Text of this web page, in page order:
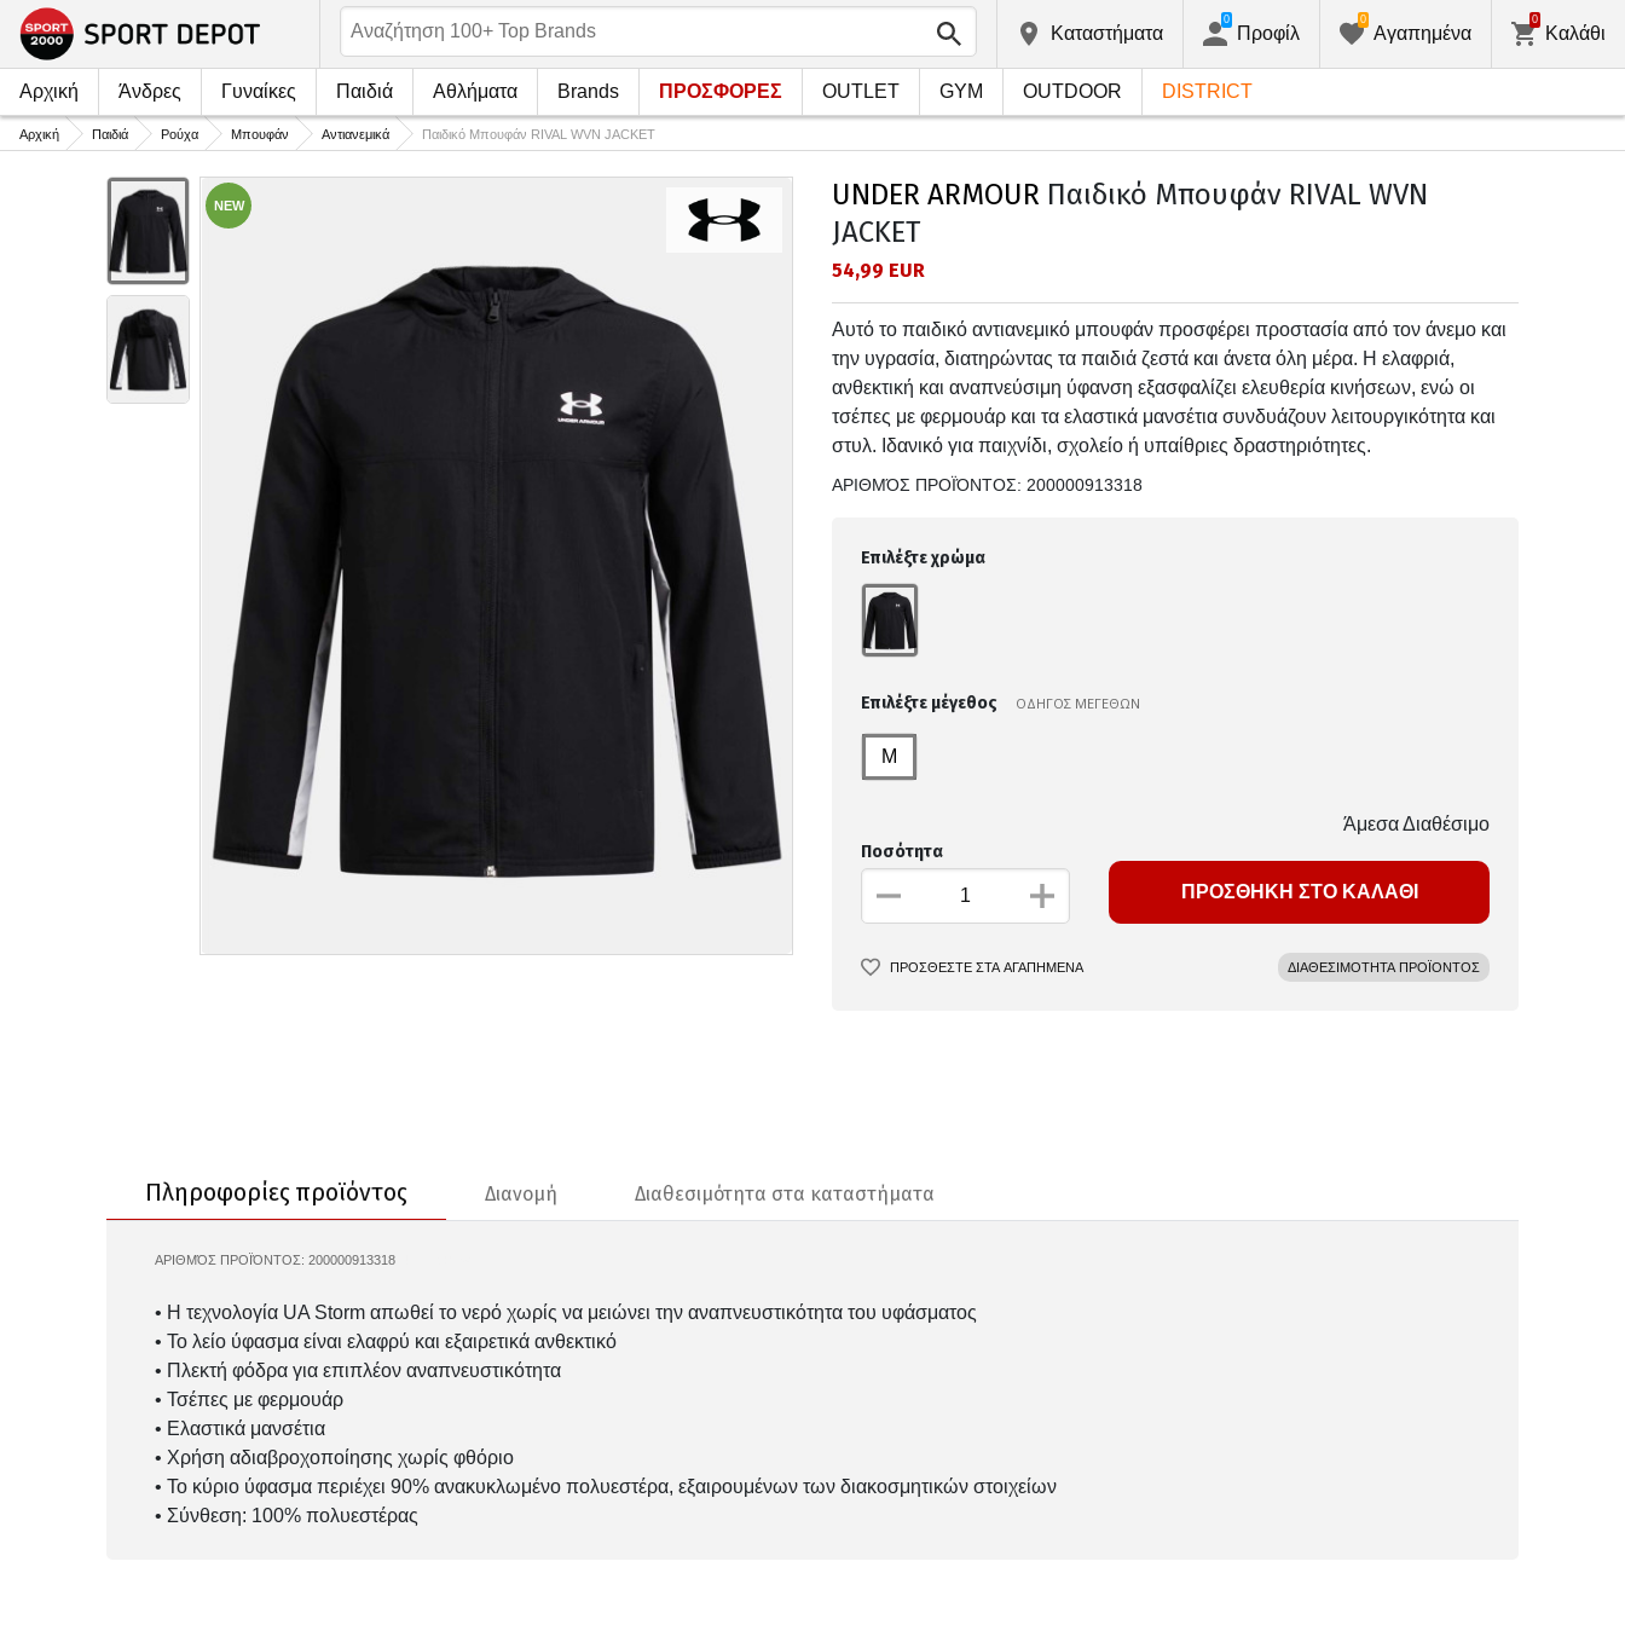
Kαταστήματα Προφίλ
0
Αγαπημένα
0
Καλάθι
0
Αρχική Άνδρες Γυναίκες Παιδιά Αθλήματα Brands ΠΡΟΣΦΟΡΕΣ OUTLET GYM OUTDOOR DISTRICT
Αρχική Παιδιά Ρούχα Μπουφάν Αντιανεμικά Παιδικό Μπουφάν RIVAL WVN JACKET
NEW UNDER ARMOUR Παιδικό Μπουφάν RIVAL WVN
JACKET
54,99 EUR
Αυτό το παιδικό αντιανεμικό μπουφάν προσφέρει προστασία από τον άνεμο και
την υγρασία, διατηρώντας τα παιδιά ζεστά και άνετα όλη μέρα. Η ελαφριά,
ανθεκτική και αναπνεύσιμη ύφανση εξασφαλίζει ελευθερία κινήσεων, ενώ οι
τσέπες με φερμουάρ και τα ελαστικά μανσέτια συνδυάζουν λειτουργικότητα και
στυλ. Ιδανικό για παιχνίδι, σχολείο ή υπαίθριες δραστηριότητες.
ΑΡΙΘΜΌΣ ΠΡΟΪΌΝΤΟΣ: 200000913318
Επιλέξτε χρώμα
Επιλέξτε μέγεθος ΟΔΗΓΟΣ ΜΕΓΕΘΩΝ
M
Άμεσα Διαθέσιμο
Ποσότητα
ΠΡΟΣΘΗΚΗ ΣΤΟ ΚΑΛΑΘΙ
ΠΡΟΣΘΕΣΤΕ ΣΤΑ ΑΓΑΠΗΜΕΝΑ ΔΙΑΘΕΣΙΜΟΤΗΤΑ ΠΡΟΪΟΝΤΟΣ
Πληροφορίες προϊόντος Διανομή Διαθεσιμότητα στα καταστήματα
ΑΡΙΘΜΌΣ ΠΡΟΪΌΝΤΟΣ: 200000913318
• Η τεχνολογία UA Storm απωθεί το νερό χωρίς να μειώνει την αναπνευστικότητα του υφάσματος
• Το λείο ύφασμα είναι ελαφρύ και εξαιρετικά ανθεκτικό
• Πλεκτή φόδρα για επιπλέον αναπνευστικότητα
• Τσέπες με φερμουάρ
• Ελαστικά μανσέτια
• Χρήση αδιαβροχοποίησης χωρίς φθόριο
• Το κύριο ύφασμα περιέχει 90% ανακυκλωμένο πολυεστέρα, εξαιρουμένων των διακοσμητικών στοιχείων
• Σύνθεση: 100% πολυεστέρας